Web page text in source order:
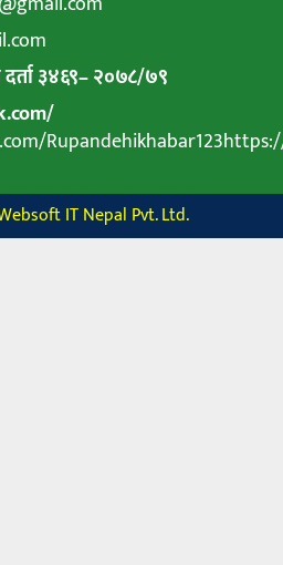
३४६९–२०७८/७९
IT Nepal Pvt. Ltd.